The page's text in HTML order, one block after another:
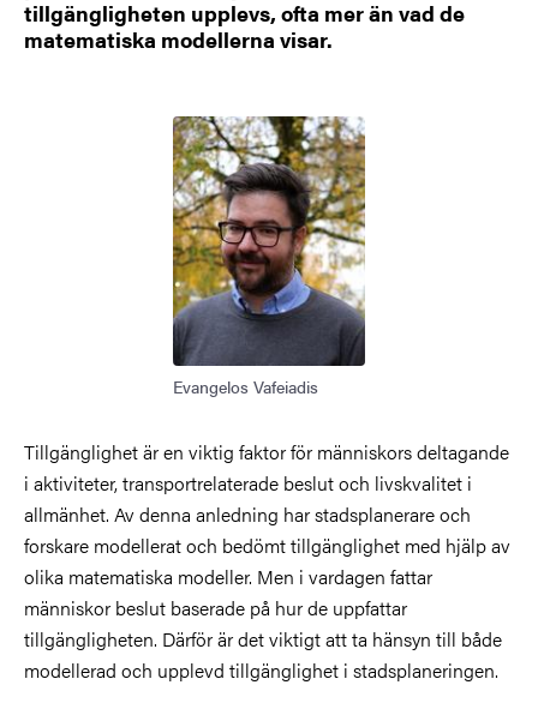
tillgängligheten upplevs, ofta mer än vad de
matematiska modellerna visar.
Bild
Evangelos Vafeiadis
Tillgänglighet är en viktig faktor för människors deltagande
i aktiviteter, transportrelaterade beslut och livskvalitet i
allmänhet. Av denna anledning har stadsplanerare och
forskare modellerat och bedömt tillgänglighet med hjälp av
olika matematiska modeller. Men i vardagen fattar
människor beslut baserade på hur de uppfattar
tillgängligheten. Därför ärdet viktigt att ta hänsyn till både
modellerad och upplevd tillgänglighet i stadsplaneringen.